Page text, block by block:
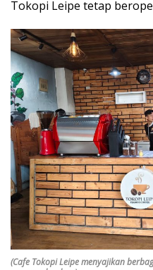
Tokopi Leipe tetap
(Cafe Tokopi Leipe menyajikan